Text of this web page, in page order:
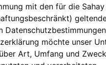
mit den für die
möchte unser
Art, Umfang und